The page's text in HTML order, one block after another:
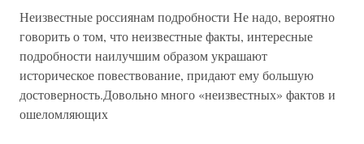
Неизвестные россиянам подробности Не надо, вероятно
говорить о том, что неизвестные факты, интересные
подробности наилучшим образом украшают
историческое повествование, придают ему большую
достоверность.Довольно много «неизвестных» фактов и
ошеломляющих